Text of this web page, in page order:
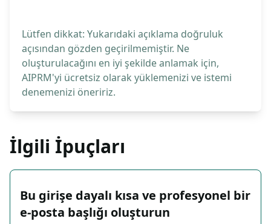
Lütfen dikkat: Yukarıdaki açıklama doğruluk
açısından gözden geçirilmemiştir. Ne
oluşturulacağını en iyi şekilde anlamak için,
AIPRM'yi ücretsiz olarak yüklemenizi ve istemi
denemenizi öneririz.
İlgili İpuçları
Bu girişe dayalı kısa ve profesyonel bir
e-posta başlığı oluşturun